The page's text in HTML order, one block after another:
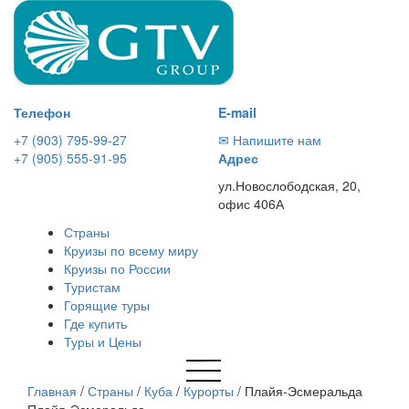
Телефон
+7 (903) 795-99-27
+7 (905) 555-91-95
E-mail
✉ Напишите нам
Адрес
ул.Новослободская, 20,
офис 406А
Страны
Круизы по всему миру
Круизы по России
Туристам
Горящие туры
Где купить
Туры и Цены
Главная / Страны / Куба / Курорты / Плайя-Эсмеральда